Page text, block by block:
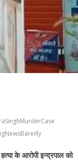
के आरोपी इन्द्रपाल को